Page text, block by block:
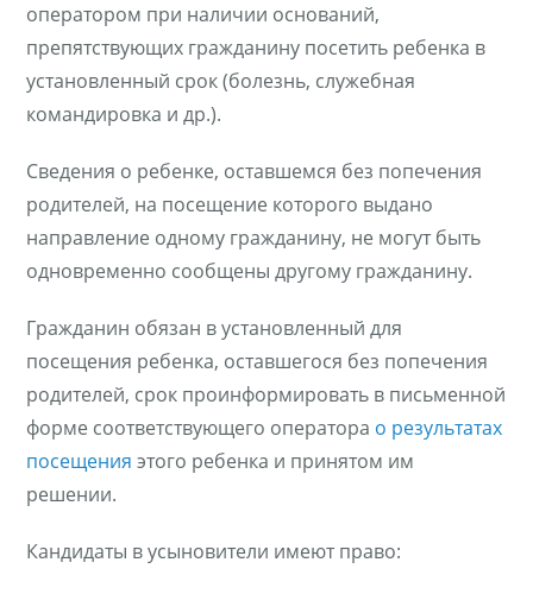
оператором при наличии оснований,
препятствующих гражданину посетить ребенка в
установленный срок (болезнь, служебная
командировка и др.).
Сведения о ребенке, оставшемся без попечения
родителей, на посещение которого выдано
направление одному гражданину, не могут быть
одновременно сообщены другому гражданину.
Гражданин обязан в установленный для
посещения ребенка, оставшегося без попечения
родителей, срок проинформировать в письменной
форме соответствующего оператора о результатах
посещения этого ребенка и принятом им
решении.
Кандидаты в усыновители имеют право: